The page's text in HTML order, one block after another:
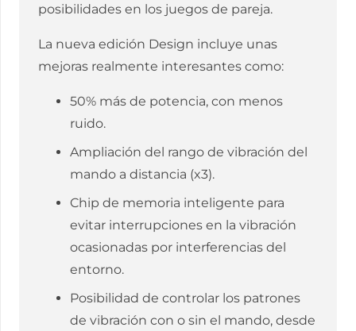
posibilidades en los juegos de pareja.
La nueva edición Design incluye unas
mejoras realmente interesantes como:
50% más de potencia, con menos
ruido.
Ampliación del rango de vibración del
mando a distancia (x3).
Chip de memoria inteligente para
evitar interrupciones en la vibración
ocasionadas por interferencias del
entorno.
Posibilidad de controlar los patrones
de vibración con o sin el mando, desde